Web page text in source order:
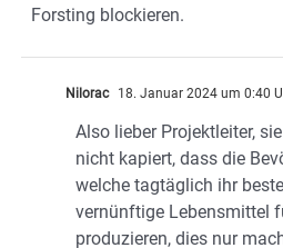
Forsting blockieren.
Nilorac 18. Januar 2024 um 0:40
Also lieber Projektleiter,
nicht kapiert, dass die
welche tagtäglich ihr
vernünftige Lebensmittel
produzieren, dies nur